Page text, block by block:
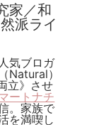
家／和
派ライ
気ブロガ
Natural）
立》させ
ートナチ
。家族で
を満喫し